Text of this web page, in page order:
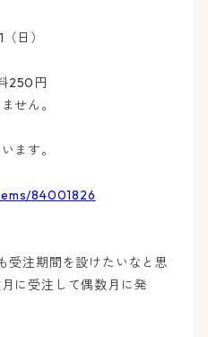
日）
250円
せん。
ます。
84001826
受注期間を設けたいなと思
に受注して偶数月に発